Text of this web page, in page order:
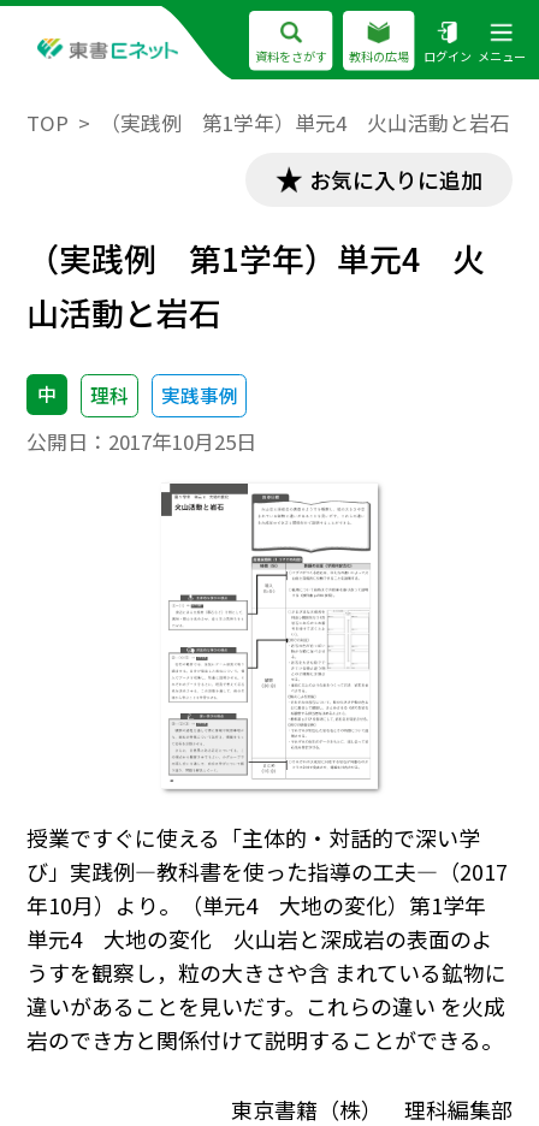
資料をさがす 教科の広場 ログイン メニュー
TOP （実践例 第1学年）単元4 火山活動と岩石
お気に入りに追加
（実践例 第1学年）単元4 火
山活動と岩石
中 理科 実践事例
公開日： 2017年10月25日
授業ですぐに使える「主体的・対話的で深い学
び」実践例―教科書を使った指導の工夫―（2017
年10月）より。（単元4 大地の変化）第1学年
単元4 大地の変化 火山岩と深成岩の表面のよ
うすを観察し，粒の大きさや含 まれている鉱物に
違いがあることを見いだす。これらの違い を火成
岩のでき方と関係付けて説明することができる。
東京書籍（株） 理科編集部